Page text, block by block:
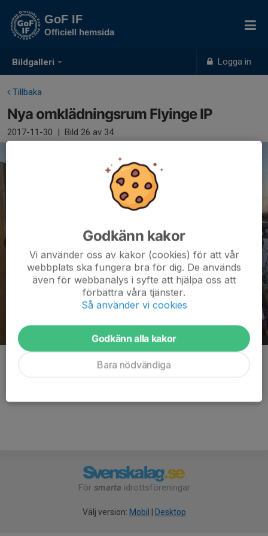
Bildgalleri Logga in
GoF IF
Officiell hemsida
Tillbaka
Nya omklädningsrum Flyinge IP
2017-11-30 | Bild 26 av 34
För smarta idrottsföreningar
Välj version: Mobil Desktop
Godkänn kakor
Vi använder oss av kakor (cookies) för att vår
webbplats ska fungera bra för dig. De används
även för webbanalys i syfte att hjälpa oss att
förbättra våra tjänster.
Så använder vi cookies
Godkänn alla kakor
Bara nödvändiga